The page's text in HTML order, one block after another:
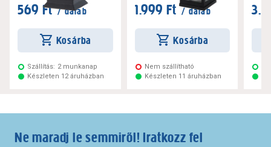
569 Ft / darab
Kosárba
Szállítás: 2 munkanap
Készleten 12 áruházban
1.999 Ft / darab
Kosárba
Nem szállítható
Készleten 11 áruházban
Ne maradj le semmiről! Iratkozz fel